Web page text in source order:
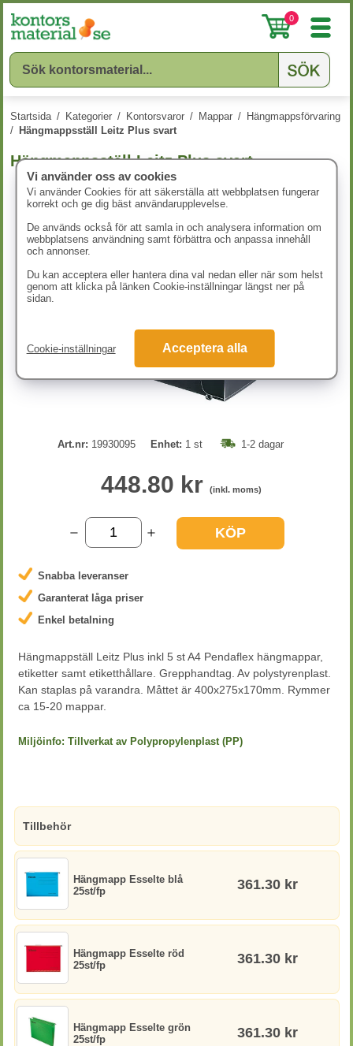
0
Startsida / Kategorier / Kontorsvaror / Mappar / Hängmappsförvaring
/ Hängmappsställ Leitz Plus svart
Hängmappsställ Leitz Plus svart
Art.nr: 19930095 Enhet: 1 st 1-2 dagar
448.80 kr (inkl. moms)
KÖP
Snabba leveranser
Garanterat låga priser
Enkel betalning
Hängmappställ Leitz Plus inkl 5 st A4 Pendaflex hängmappar,
etiketter samt etiketthållare. Grepphandtag. Av polystyrenplast.
Kan staplas på varandra. Måttet är 400x275x170mm. Rymmer
ca 15-20 mappar.
Miljöinfo: Tillverkat av Polypropylenplast (PP)
Tillbehör
Hängmapp Esselte blå
25st/fp
361.30 kr
Hängmapp Esselte röd
25st/fp
361.30 kr
Hängmapp Esselte grön
25st/fp
361.30 kr
Vi använder oss av cookies
Vi använder Cookies för att säkerställa att webbplatsen fungerar
korrekt och ge dig bäst användarupplevelse.
De används också för att samla in och analysera information om
webbplatsens användning samt förbättra och anpassa innehåll
och annonser.
Du kan acceptera eller hantera dina val nedan eller när som helst
genom att klicka på länken Cookie-inställningar längst ner på
sidan.
Cookie-inställningar Acceptera alla